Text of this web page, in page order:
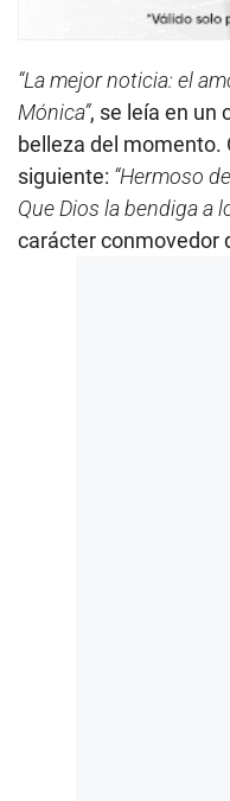
“La mejor noticia: el
Mónica”, se leía en un
belleza del momento.
siguiente: “Hermoso
Que Dios la bendiga a
carácter conmovedor